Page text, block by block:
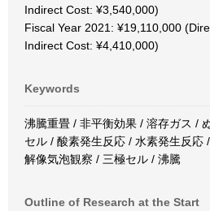
Indirect Cost: ¥3,540,000)
Fiscal Year 2021: ¥19,110,000
Indirect Cost: ¥4,410,000)
Keywords
沸騰重畳 / 非平衡効果 / 溶存ガス /
セル / 酸素発生反応 / 水素発生反応
解像気泡観察 / 三極セル / 沸騰
Outline of Research at the Start